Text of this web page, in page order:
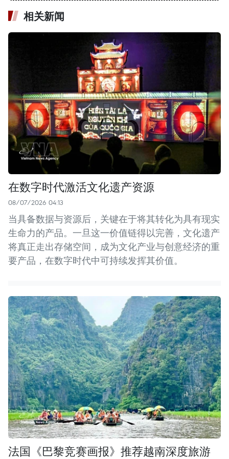
相关新闻
在数字时代激活文化遗产资源
08/07/2026 04:13
当具备数据与资源后，关键在于将其转化为具有现实
生命力的产品。一旦这一价值链得以完善，文化遗产
将真正走出存储空间，成为文化产业与创意经济的重
要产品，在数字时代中可持续发挥其价值。
法国《巴黎竞赛画报》推荐越南深度旅游